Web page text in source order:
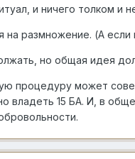
и ничего толком и
на размножение. (А если
но общая идея
процедуру может
владеть 15 БА. И, в